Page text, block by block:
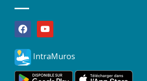
facebookyoutube
IntraMuros